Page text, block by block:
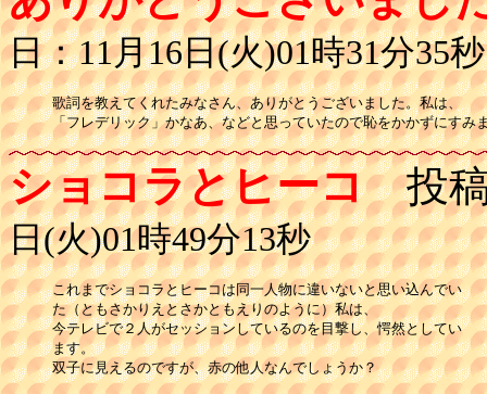
日：11月16日(火)01時31分35秒
歌詞を教えてくれたみなさん、ありがとうございました。私は、
「フレデリック」かなあ、などと思っていたので恥をかかずにすみ
ショコラとヒーコ投稿
日(火)01時49分13秒
これまでショコラとヒーコは同一人物に違いないと思い込んでい
た（ともさかりえとさかともえりのように）私は、
今テレビで２人がセッションしているのを目撃し、愕然としてい
ます。
双子に見えるのですが、赤の他人なんでしょうか？